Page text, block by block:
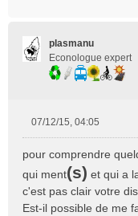
plasmanu
Econologue expert
s
s
a
g
07/12/15, 04:05
pour comprendre
qui ment(s) et qui a
c'est pas clair votre
Est-il possible de me